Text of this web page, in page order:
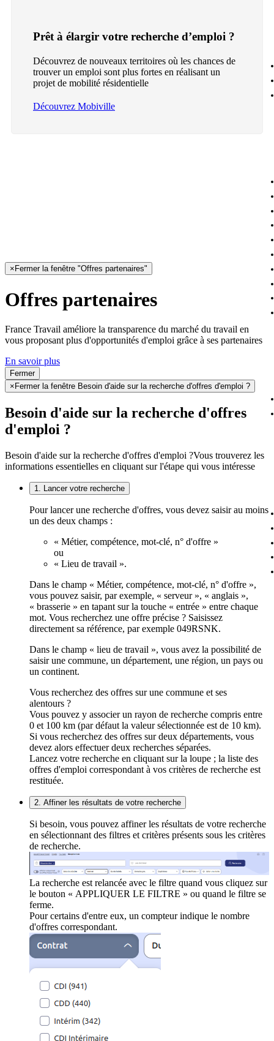
Prêt à élargir votre recherche d’emploi ?
Découvrez de nouveaux territoires où les chances de
trouver un emploi sont plus fortes en réalisant un
projet de mobilité résidentielle
Découvrez Mobiville
× Fermer la fenêtre "Offres partenaires"
Offres partenaires
France Travail améliore la transparence du marché du travail en
vous proposant plus d'opportunités d'emploi grâce à ses partenaires
En savoir plus
Fermer
× Fermer la fenêtre Besoin d'aide sur la recherche d'offres d'emploi ?
Besoin d'aide sur la recherche d'offres
d'emploi ?
Besoin d'aide sur la recherche d'offres d'emploi ?Vous trouverez les
informations essentielles en cliquant sur l'étape qui vous intéresse
1. Lancer votre recherche
Pour lancer une recherche d'offres, vous devez saisir au moins
un des deux champs :
« Métier, compétence, mot-clé, n° d'offre »
ou
« Lieu de travail ».
Dans le champ « Métier, compétence, mot-clé, n° d'offre »,
vous pouvez saisir, par exemple, « serveur », « anglais »,
« brasserie » en tapant sur la touche « entrée » entre chaque
mot. Vous recherchez une offre précise ? Saisissez
directement sa référence, par exemple 049RSNK.
Dans le champ « lieu de travail », vous avez la possibilité de
saisir une commune, un département, une région, un pays ou
un continent.
Vous recherchez des offres sur une commune et ses
alentours ?
Vous pouvez y associer un rayon de recherche compris entre
0 et 100 km (par défaut la valeur sélectionnée est de 10 km).
Si vous recherchez des offres sur deux départements, vous
devez alors effectuer deux recherches séparées.
Lancez votre recherche en cliquant sur la loupe ; la liste des
offres d'emploi correspondant à vos critères de recherche est
restituée.
2. Affiner les résultats de votre recherche
Si besoin, vous pouvez affiner les résultats de votre recherche
en sélectionnant des filtres et critères présents sous les critères
de recherche.
La recherche est relancée avec le filtre quand vous cliquez sur
le bouton « APPLIQUER LE FILTRE » ou quand le filtre se
ferme.
Pour certains d'entre eux, un compteur indique le nombre
d'offres correspondant.